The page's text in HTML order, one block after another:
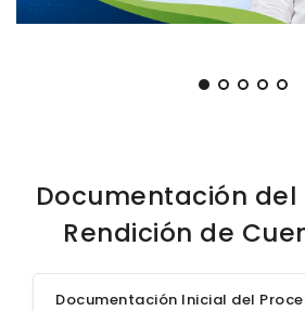
Documentación del
Rendición de
Documentación Inicial del